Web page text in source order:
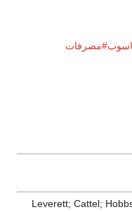
Leverett; Cattel;